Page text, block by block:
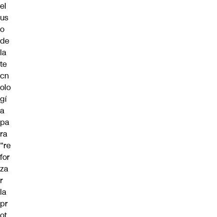
el
us
o
de
la
te
cn
olo
gí
a
pa
ra
“re
for
za
r
la
pr